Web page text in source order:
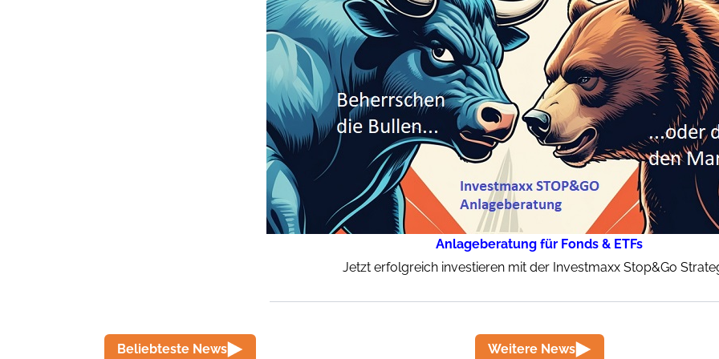
Anlageberatung für Fonds & ETFs
Jetzt erfolgreich investieren mit der Investmaxx Stop&Go
Beliebteste News Weitere News